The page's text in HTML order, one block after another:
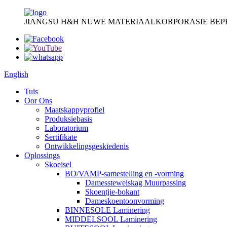
JIANGSU H&H NUWE MATERIAALKORPORASIE
English
Tuis
Oor Ons
Maatskappyprofiel
Produksiebasis
Laboratorium
Sertifikate
Ontwikkelingsgeskiedenis
Oplossings
Skoeisel
BO/VAMP-samestelling en -vorming
Damesstewelskag Muurpassing
Skoentjie-bokant
Dameskoentoonvorming
BINNESOLE Laminering
MIDDELSOOL Laminering